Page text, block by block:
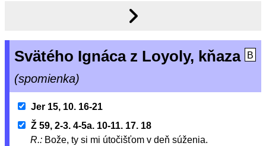
Svätého Ignáca z Loyoly, kňaza B
(spomienka)
Jer 15, 10. 16-21
Ž 59, 2-3. 4-5a. 10-11. 17. 18
R.: Bože, ty si mi útočišťom v deň súženia.